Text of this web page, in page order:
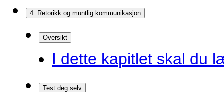
4. Retorikk og muntlig kommunikasjon
Oversikt
I dette kapitlet skal du
Test deg selv